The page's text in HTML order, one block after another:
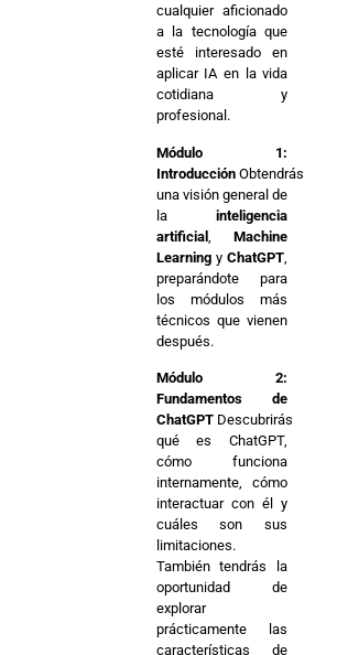
cualquier aficionado
a la tecnología que
esté interesado en
aplicar IA en la vida
cotidiana y
profesional.
Módulo 1:
IntroducciónObtendrás
una visión general de
lainteligencia
artificial,Machine
LearningyChatGPT
preparándote para
los módulos más
técnicos que vienen
después.
Módulo 2:
Fundamentos de
ChatGPTDescubrirás
qué es ChatGPT,
cómo funciona
internamente, cómo
interactuar con él y
cuáles son sus
limitaciones.
También tendrás la
oportunidad de
explorar
prácticamente las
características de